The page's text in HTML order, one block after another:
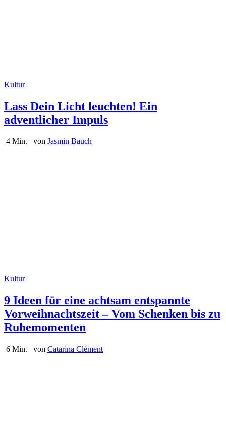
Kultur
Lass Dein Licht leuchten! Ein
adventlicher Impuls
4 Min. von Jasmin Bauch
Kultur
9 Ideen für eine achtsam entspannte
Vorweihnachtszeit – Vom Schenken bis zu
Ruhemomenten
6 Min. von Catarina Clément